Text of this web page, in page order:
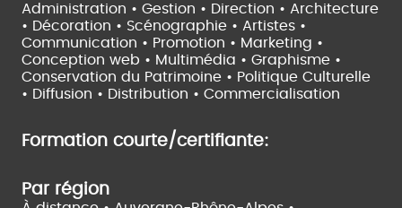
Administration • Gestion • Direction • Architecture
• Décoration • Scénographie • Artistes •
Communication • Promotion • Marketing •
Conception web • Multimédia • Graphisme •
Conservation du Patrimoine • Politique Culturelle
• Diffusion • Distribution • Commercialisation
Formation courte/certifiante:
Par région